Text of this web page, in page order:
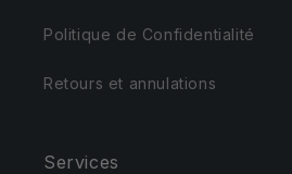
Politique de Confidentialité
Retours et annulations
Services